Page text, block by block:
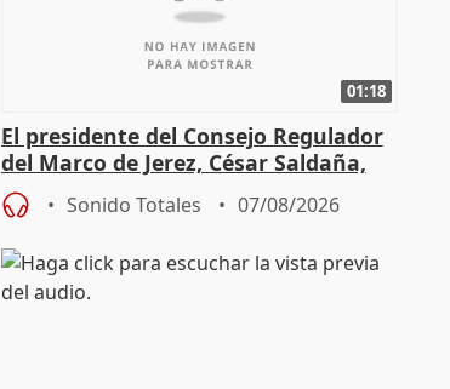
01:18
El presidente del Consejo Regulador
del Marco de Jerez, César Saldaña,
sobre exportaciones
Sonido Totales 07/08/2026